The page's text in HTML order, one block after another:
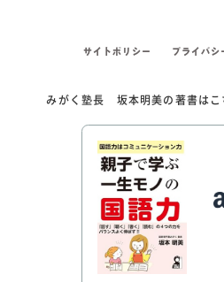
サイトポリシー プライバシ
みがく塾長 坂本明美の著書はこ